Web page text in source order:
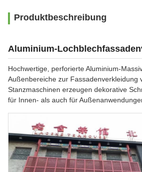
Produktbeschreibung
Aluminium-
Hochwertige, perforierte Aluminium-
Außenbereiche zur Fassadenverkleidung
Stanzmaschinen erzeugen dekorative
für Innen- als auch für